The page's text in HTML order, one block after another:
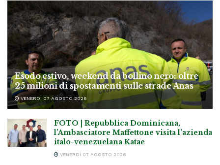
Esodo estivo, weekend da bollino nero: oltre
25 milioni di spostamenti sulle strade Anas
VENERDÌ 07 AGOSTO 2026
FOTO | Repubblica Dominicana,
l’Ambasciatore Maffettone visita l’azienda
italo-venezuelana Katae
VENERDÌ 07 AGOSTO 2026